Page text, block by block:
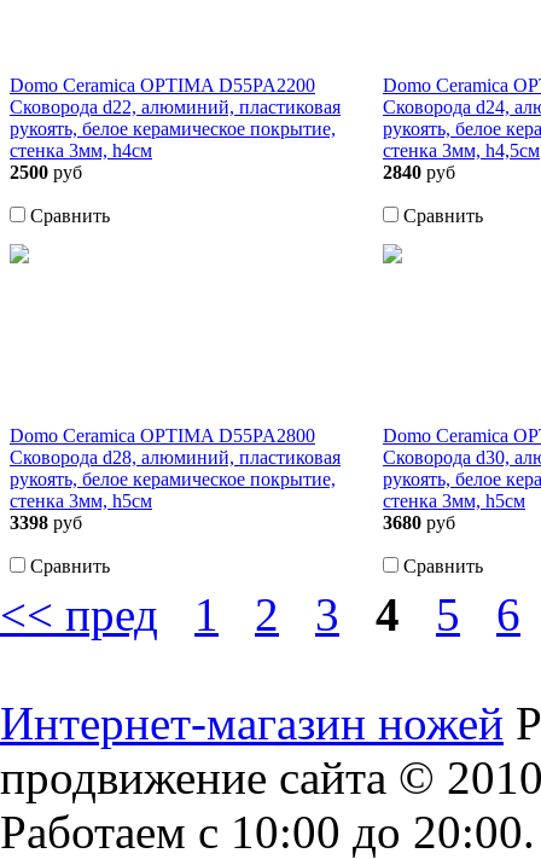
Domo Ceramica OPTIMA D55PA2200
Сковорода d22, алюминий, пластиковая
рукоять, белое керамическое покрытие,
стенка 3мм, h4см
2500 руб
Сравнить
Domo Ceramica
Сковорода d24,
рукоять, белое
стенка 3мм, h4,5см
2840 руб
Сравнить
Domo Ceramica OPTIMA D55PA2800
Сковорода d28, алюминий, пластиковая
рукоять, белое керамическое покрытие,
стенка 3мм, h5см
3398 руб
Сравнить
Domo Ceramica
Сковорода d30,
рукоять, белое
стенка 3мм, h5см
3680 руб
Сравнить
<< пред 1 2 3 4 5 6
Интернет-магазин ножей
продвижение сайта ©
Работаем с 10:00 до 20:00.